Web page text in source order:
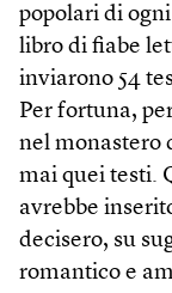
popolari di
libro di fiabe
inviarono 54
Per fortuna,
nel monastero
mai quei testi.
avrebbe
decisero, su
romantico e